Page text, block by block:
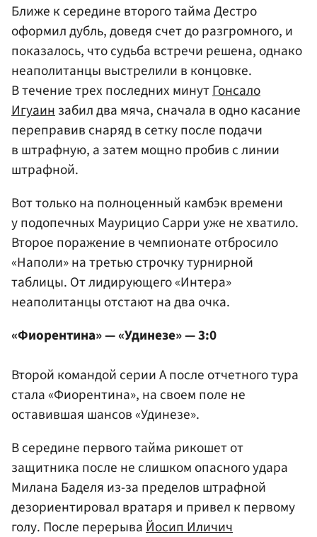
Ближе к середине второго тайма Дестро
оформил дубль, доведя счет до разгромного, и
показалось, что судьба встречи решена, однако
неаполитанцы выстрелили в концовке.
В течение трех последних минутГонсало
Игуаинзабил два мяча, сначала в одно касание
переправив снаряд в сетку после подачи
в штрафную, а затем мощно пробив с линии
штрафной.
Вот только на полноценный камбэк времени
у подопечных Маурицио Сарри уже не хватило.
Второе поражение в чемпионате отбросило
«Наполи» на третью строчку турнирной
таблицы. От лидирующего «Интера»
неаполитанцы отстают на два очка.
«Фиорентина» — «Удинезе» — 3:0
Второй командой серии А после отчетного тура
стала «Фиорентина», на своем поле не
оставившая шансов «Удинезе».
В середине первого тайма рикошет от
защитника после не слишком опасного удара
Милана Баделя из-за пределов штрафной
дезориентировал вратаря и привел к первому
голу. После перерываЙосип Иличич